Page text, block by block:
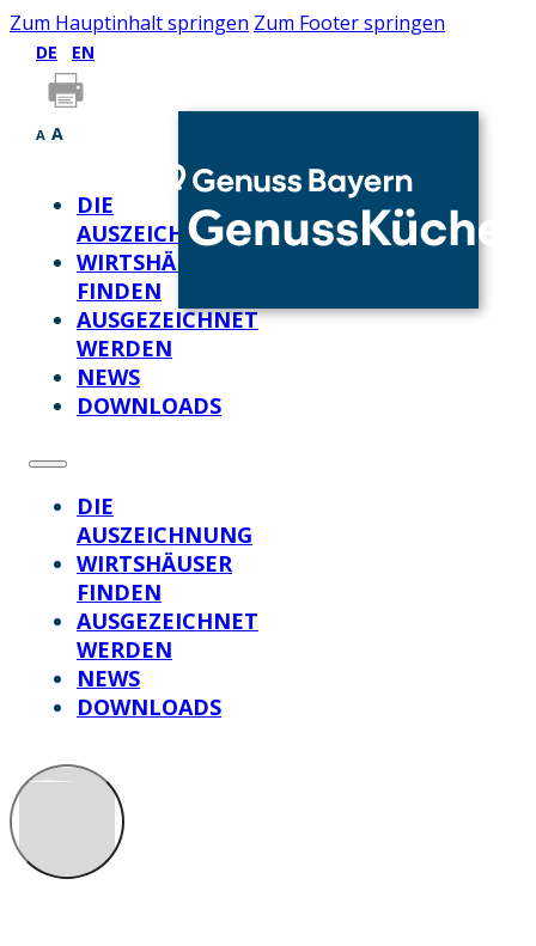
Zum Hauptinhalt springen Zum Footer springen
DE EN
A A
DIE
AUSZEICHNUNG
WIRTSHÄUSER
FINDEN
AUSGEZEICHNET
WERDEN
NEWS
DOWNLOADS
DIE
AUSZEICHNUNG
WIRTSHÄUSER
FINDEN
AUSGEZEICHNET
WERDEN
NEWS
DOWNLOADS